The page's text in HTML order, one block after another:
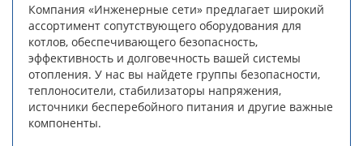
Компания «Инженерные сети» предлагает широкий
ассортимент сопутствующего оборудования для
котлов, обеспечивающего безопасность,
эффективность и долговечность вашей системы
отопления. У нас вы найдете группы безопасности,
теплоносители, стабилизаторы напряжения,
источники бесперебойного питания и другие важные
компоненты.